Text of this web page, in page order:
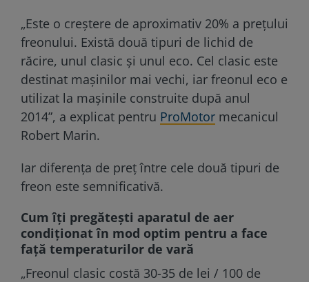
„Este o creștere de aproximativ 20% a prețului
freonului. Există două tipuri de lichid de
răcire, unul clasic și unul eco. Cel clasic este
destinat mașinilor mai vechi, iar freonul eco e
utilizat la mașinile construite după anul
2014”, a explicat pentru ProMotor mecanicul
Robert Marin.
Iar diferența de preț între cele două tipuri de
freon este semnificativă.
Cum îți pregătești aparatul de aer
condiționat în mod optim pentru a face
față temperaturilor de vară
„Freonul clasic costă 30-35 de lei / 100 de